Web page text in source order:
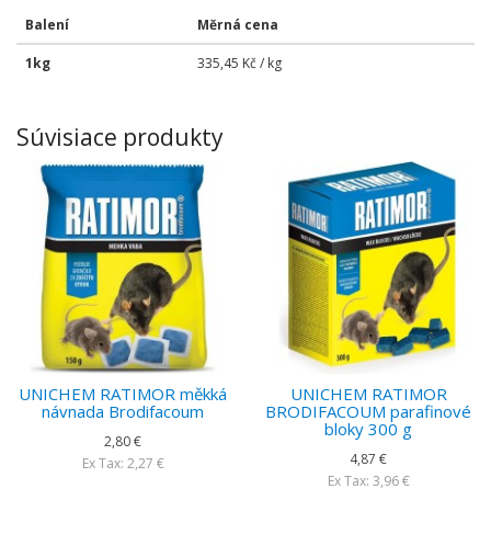
Balení Měrná cena
1kg 335,45 Kč / kg
Súvisiace produkty
UNICHEM RATIMOR měkká
návnada Brodifacoum
2,80 €
Ex Tax: 2,27 €
UNICHEM RATIMOR
BRODIFACOUM parafinové
bloky 300 g
4,87 €
Ex Tax: 3,96 €